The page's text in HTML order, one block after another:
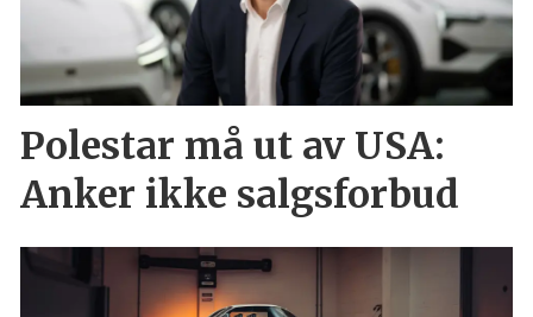
Polestar må ut av USA:
Anker ikke salgsforbud